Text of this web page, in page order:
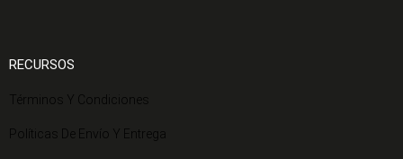
RECURSOS
Términos Y Condiciones
Políticas De Envío Y Entrega